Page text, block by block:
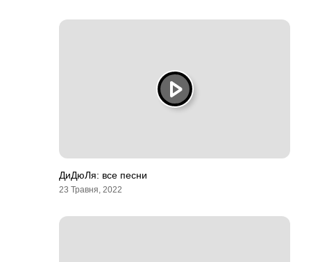
ДиДюЛя: все песни
23 Травня, 2022